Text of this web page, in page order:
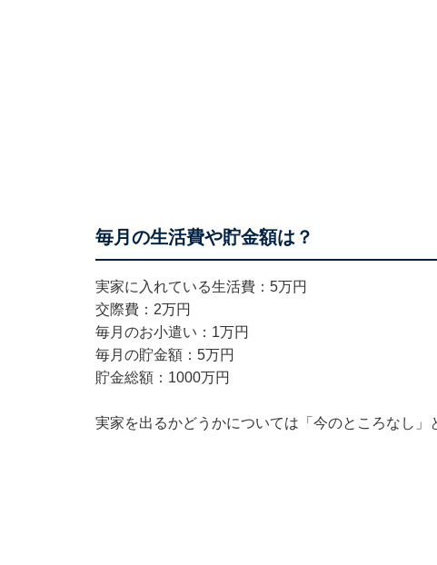
毎月の生活費や貯金額は？
実家に入れている生活費：5万円
交際費：2万円
毎月のお小遣い：1万円
毎月の貯金額：5万円
貯金総額：1000万円
実家を出るかどうかについては「今のところなし」